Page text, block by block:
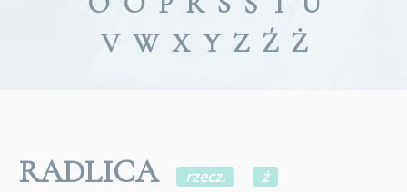
V W X Y Z Ź Ż
RADLICA rzecz.
ż